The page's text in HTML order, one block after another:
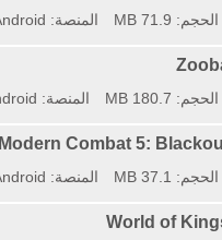
الحجم: 71.9 MB المنصة: Android
الحجم: 180.7 MB المنصة: Android
Modern Combat 5:
الحجم: 37.1 MB المنصة: Android
World of